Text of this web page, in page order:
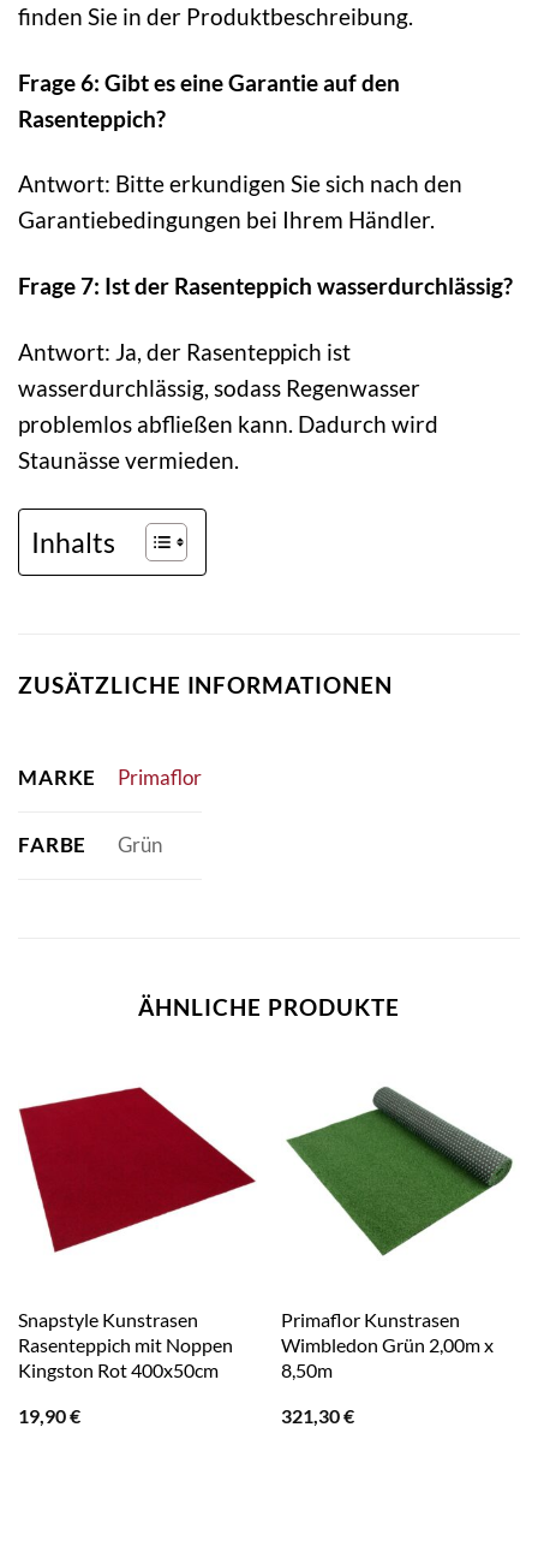
finden Sie in der Produktbeschreibung.
Frage 6: Gibt es eine Garantie auf den
Rasenteppich?
Antwort: Bitte erkundigen Sie sich nach den
Garantiebedingungen bei Ihrem Händler.
Frage 7: Ist der Rasenteppich wasserdurchlässig?
Antwort: Ja, der Rasenteppich ist
wasserdurchlässig, sodass Regenwasser
problemlos abfließen kann. Dadurch wird
Staunässe vermieden.
Inhalts
ZUSÄTZLICHE INFORMATIONEN
MARKE Primaflor
FARBE Grün
ÄHNLICHE PRODUKTE
Snapstyle Kunstrasen
Rasenteppich mit Noppen
Kingston Rot 400x50cm
19,90€
Primaflor Kunstrasen
Wimbledon Grün 2,00m x
8,50m
321,30€